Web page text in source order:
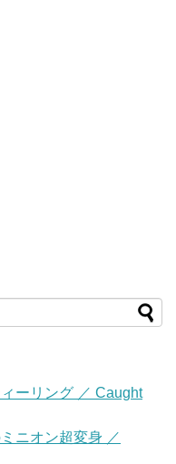
ーリング ／ Caught
ニオン超変身 ／